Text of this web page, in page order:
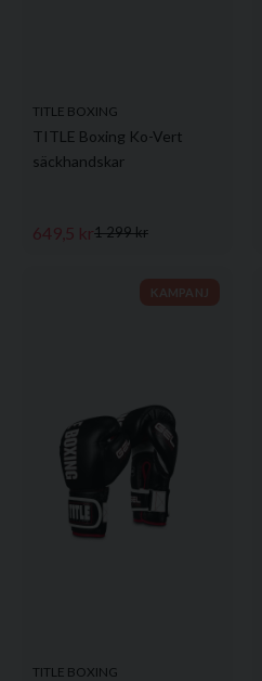
TITLE BOXING
TITLE Boxing Ko-Vert
säckhandskar
1 299 kr
649,5 kr
TITLE BOXING
KAMPANJ